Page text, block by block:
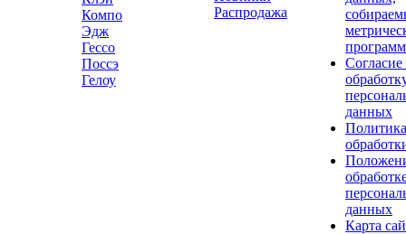
Компо
Эдж
Гессо
Поссэ
Гелоу
Распродажа
Согласие
данных
Политика
данных
Карта